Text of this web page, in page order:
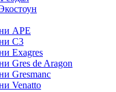
APE
C3
Exagres
Gres de Aragon
Gresmanc
Venatto